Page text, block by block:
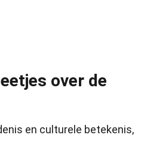
over de
en culturele betekenis,